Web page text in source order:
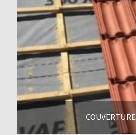
COUVERTURE